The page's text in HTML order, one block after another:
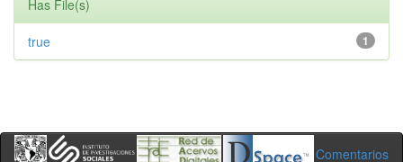
Has File(s)
1
true
Comentarios